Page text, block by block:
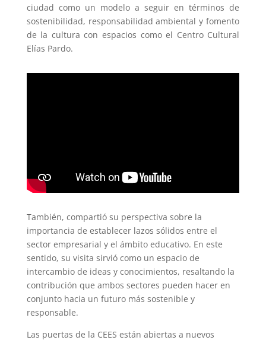
ciudad como un modelo a seguir en términos de
sostenibilidad, responsabilidad ambiental y fomento
de la cultura con espacios como el Centro Cultural
Elías Pardo.
También, compartió su perspectiva sobre la
importancia de establecer lazos sólidos entre el
sector empresarial y el ámbito educativo. En este
sentido, su visita sirvió como un espacio de
intercambio de ideas y conocimientos, resaltando la
contribución que ambos sectores pueden hacer en
conjunto hacia un futuro más sostenible y
responsable.
Las puertas de la CEES están abiertas a nuevos